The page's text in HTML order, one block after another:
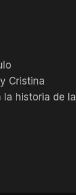
Cristina
historia de la